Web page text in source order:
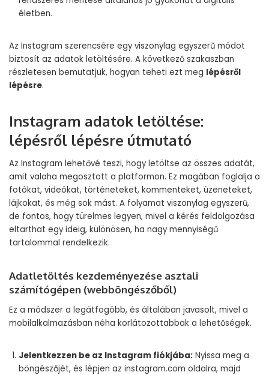
életben.
Az Instagram szerencsére egy viszonylag egyszerű módot
biztosít az adatok letöltésére. A következő szakaszban
részletesen bemutatjuk, hogyan teheti ezt meg lépésről
lépésre.
Instagram adatok letöltése:
lépésről lépésre útmutató
Az Instagram lehetővé teszi, hogy letöltse az összes adatát,
amit valaha megosztott a platformon. Ez magában foglalja a
fotókat, videókat, történeteket, kommenteket, üzeneteket,
lájkokat, és még sok mást. A folyamat viszonylag egyszerű,
de fontos, hogy türelmes legyen, mivel a kérés feldolgozása
eltarthat egy ideig, különösen, ha nagy mennyiségű
tartalommal rendelkezik.
Adatletöltés kezdeményezése asztali
számítógépen (webböngészőből)
Ez a módszer a legátfogóbb, és általában javasolt, mivel a
mobilalkalmazásban néha korlátozottabbak a lehetőségek.
Jelentkezzen be az Instagram fiókjába: Nyissa meg a
böngészőjét, és lépjen az instagram.com oldalra, majd